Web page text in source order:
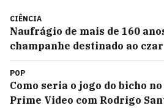
CIÊNCIA
Naufrágio de mais de 160
champanhe destinado ao
POP
Como seria o jogo do bicho
Prime Video com Rodrigo